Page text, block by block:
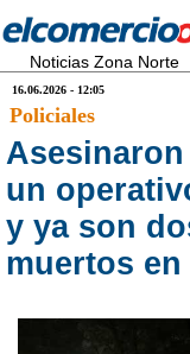
Noticias Zona Norte
16.06.2026 - 12:05
Policiales
un
y ya son
muertos